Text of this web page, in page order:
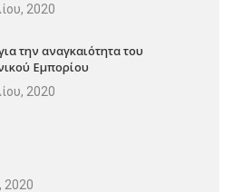
2020
την αναγκαιότητα του
Εμπορίου
2020
2020